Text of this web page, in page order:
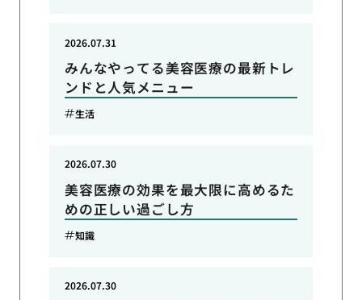
みんなやってる美容医療の最新トレ
ンドと人気メニュー
2026.07.31
生活
美容医療の効果を最大限に高めるた
めの正しい過ごし方
2026.07.30
知識
2026.07.30